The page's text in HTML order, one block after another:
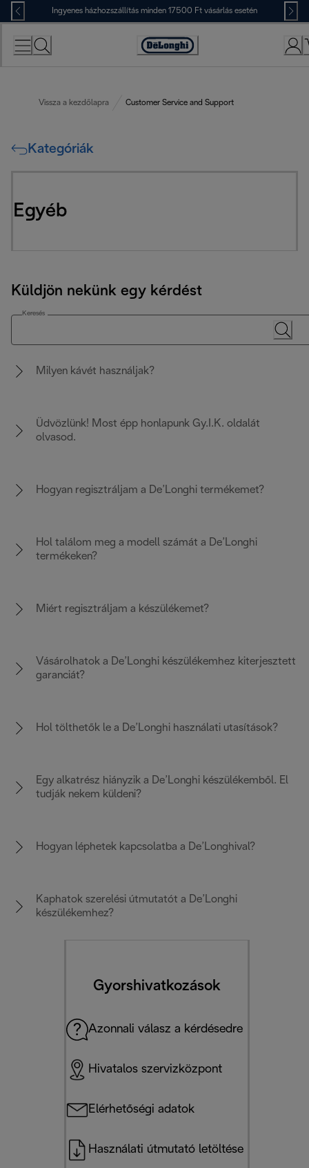
Skip
to
Content
Ingyenes házhozszállítás minden 17500 Ft vásárlás esetén
Accessibility
Vissza a kezdőlapra Customer Service and Support
Kategóriák
Egyéb
Küldjön nekünk egy kérdést
Keresés
Milyen kávét használjak?
Üdvözlünk! Most épp honlapunk Gy.I.K. oldalát
olvasod.
Hogyan regisztráljam a De’Longhi termékemet?
Hol találom meg a modell számát a De’Longhi
termékeken?
Miért regisztráljam a készülékemet?
Vásárolhatok a De’Longhi készülékemhez kiterjesztett
garanciát?
Hol tölthetők le a De’Longhi használati utasítások?
Egy alkatrész hiányzik a De’Longhi készülékemből. El
tudják nekem küldeni?
Hogyan léphetek kapcsolatba a De’Longhival?
Kaphatok szerelési útmutatót a De’Longhi
készülékemhez?
Gyorshivatkozások
Azonnali válasz a kérdésedre
Hivatalos szervizközpont
Elérhetőségi adatok
Használati útmutató letöltése